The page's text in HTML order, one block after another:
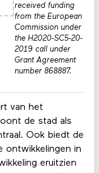
van het
de stad als
Ook biedt de
ontwikkelingen in
eruitzien
received funding
from the European
Commission under
the H2020-SC5-20-
2019 call under
Grant Agreement
number 868887.